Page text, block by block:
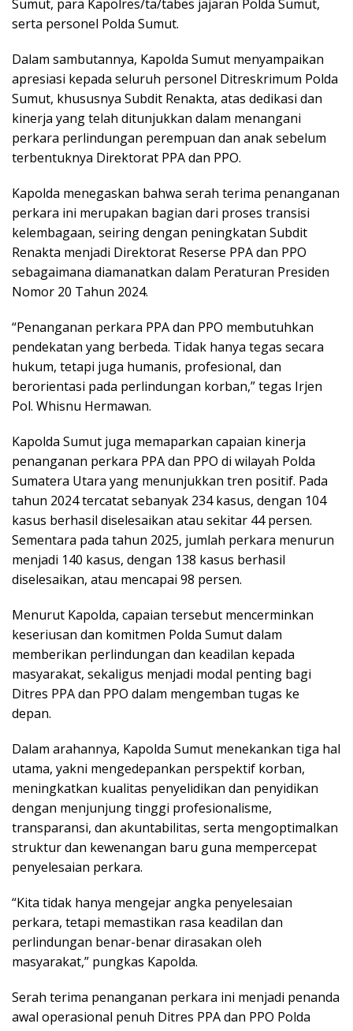
Sumut, para Kapolres/ta/tabes jajaran Polda Sumut,
serta personel Polda Sumut.
Dalam sambutannya, Kapolda Sumut menyampaikan
apresiasi kepada seluruh personel Ditreskrimum Polda
Sumut, khususnya Subdit Renakta, atas dedikasi dan
kinerja yang telah ditunjukkan dalam menangani
perkara perlindungan perempuan dan anak sebelum
terbentuknya Direktorat PPA dan PPO.
Kapolda menegaskan bahwa serah terima penanganan
perkara ini merupakan bagian dari proses transisi
kelembagaan, seiring dengan peningkatan Subdit
Renakta menjadi Direktorat Reserse PPA dan PPO
sebagaimana diamanatkan dalam Peraturan Presiden
Nomor 20 Tahun 2024.
“Penanganan perkara PPA dan PPO membutuhkan
pendekatan yang berbeda. Tidak hanya tegas secara
hukum, tetapi juga humanis, profesional, dan
berorientasi pada perlindungan korban,” tegas Irjen
Pol. Whisnu Hermawan.
Kapolda Sumut juga memaparkan capaian kinerja
penanganan perkara PPA dan PPO di wilayah Polda
Sumatera Utara yang menunjukkan tren positif. Pada
tahun 2024 tercatat sebanyak 234 kasus, dengan 104
kasus berhasil diselesaikan atau sekitar 44 persen.
Sementara pada tahun 2025, jumlah perkara menurun
menjadi 140 kasus, dengan 138 kasus berhasil
diselesaikan, atau mencapai 98 persen.
Menurut Kapolda, capaian tersebut mencerminkan
keseriusan dan komitmen Polda Sumut dalam
memberikan perlindungan dan keadilan kepada
masyarakat, sekaligus menjadi modal penting bagi
Ditres PPA dan PPO dalam mengemban tugas ke
depan.
Dalam arahannya, Kapolda Sumut menekankan tiga hal
utama, yakni mengedepankan perspektif korban,
meningkatkan kualitas penyelidikan dan penyidikan
dengan menjunjung tinggi profesionalisme,
transparansi, dan akuntabilitas, serta mengoptimalkan
struktur dan kewenangan baru guna mempercepat
penyelesaian perkara.
“Kita tidak hanya mengejar angka penyelesaian
perkara, tetapi memastikan rasa keadilan dan
perlindungan benar-benar dirasakan oleh
masyarakat,” pungkas Kapolda.
Serah terima penanganan perkara ini menjadi penanda
awal operasional penuh Ditres PPA dan PPO Polda